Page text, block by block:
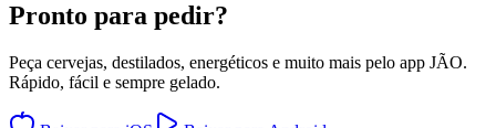
Pronto para pedir?
Peça cervejas, destilados, energéticos e muito mais pelo app JÃO.
Rápido, fácil e sempre gelado.